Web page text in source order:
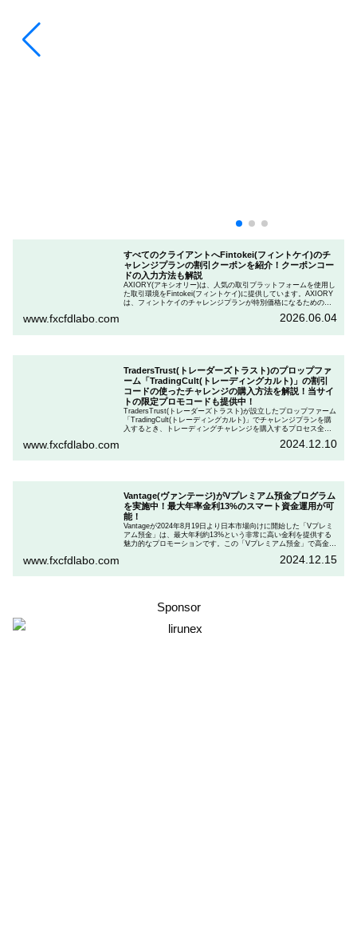
すべてのクライアントへFintokei(フィントケイ)のチ
ャレンジプランの割引クーポンを紹介！クーポンコー
ドの入力方法も解説
AXIORY(アキシオリー)は、人気の取引プラットフォームを使用し
た取引環境をFintokei(フィントケイ)に提供しています。AXIORY
は、フィントケイのチャレンジプランが特別価格になるためのク
ランを申し込むときのクーポンコードを入力して割引にする方法
www.fxcfdlabo.com 2026.06.04
TradersTrust(トレーダーズトラスト)のプロップファ
ーム「TradingCult(トレーディングカルト)」の割引
コードの使ったチャレンジの購入方法を解説！当サイ
トの限定プロモコードも提供中！
TradersTrust(トレーダーズトラスト)が設立したプロップファーム
「TradingCult(トレーディングカルト)」でチャレンジプランを購
入するとき、トレーディングチャレンジを購入するプロセス全体
ます。さらに、TradingCultがほぼ定期的に実施している割引コー
www.fxcfdlabo.com 2024.12.10
Vantage(ヴァンテージ)がVプレミアム預金プログラム
を実施中！最大年率金利13%のスマート資金運用が可
能！
Vantageが2024年8月19日より日本市場向けに開始した「Vプレミ
アム預金」は、最大年利約13%という非常に高い金利を提供する
魅力的なプロモーションです。この「Vプレミアム預金」で高金利
「Vプレミアム預金」を行いたい人は、この記事をしっかりと読ん
www.fxcfdlabo.com 2024.12.15
Sponsor